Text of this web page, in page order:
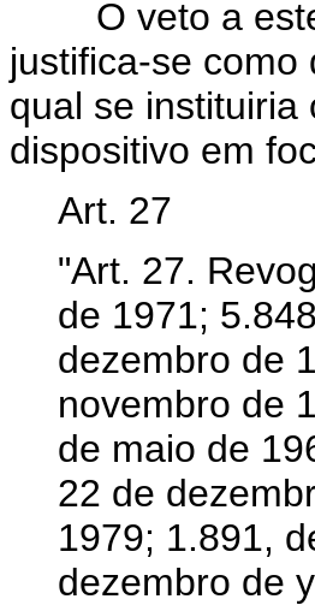
O veto a este
justifica-se
qual se instituiria
dispositivo em
Art. 27
"Art. 27.
de 1971;
dezembro de
novembro de
de maio de
22 de
1979; 1.891,
dezembro de